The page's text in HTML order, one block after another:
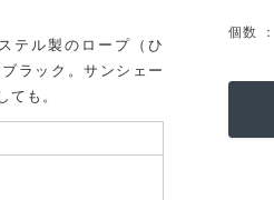
テル製のロープ（ひ
ラック。サンシェー
ても。
個数 ：